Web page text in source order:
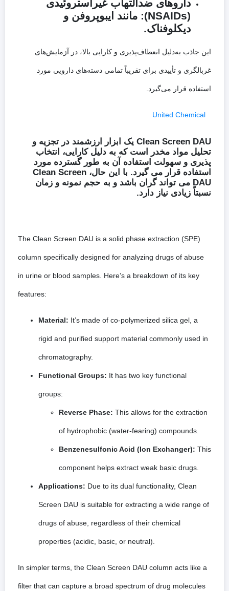
داروهای ضدالتهاب غیراستروئیدی
(NSAIDs):
مانند ایبوپروفن و
دیکلوفناک.
این جاذب به‌دلیل انعطاف‌پذیری و کارایی بالا، در آزمایش‌های
غربالگری و تأییدی برای تقریباً تمامی دسته‌های دارویی مورد
استفاده قرار می‌گیرد.
United Chemical
Clean Screen DAU یک ابزار ارزشمند در تجزیه و
تحلیل مواد مخدر است که به دلیل کارایی، انتخاب
پذیری و سهولت استفاده آن به طور گسترده مورد
استفاده قرار می گیرد. با این حال، Clean Screen
DAU می تواند گران باشد و به حجم نمونه و زمان
نسبتاً زیادی نیاز دارد.
The Clean Screen DAU is a solid phase extraction (SPE)
column specifically designed for analyzing drugs of abuse
in urine or blood samples. Here’s a breakdown of its key
features:
Material: It’s made of co-polymerized silica gel, a
rigid and purified support material commonly used in
chromatography.
Functional Groups: It has two key functional
groups:
Reverse Phase: This allows for the extraction
of hydrophobic (water-fearing) compounds.
Benzenesulfonic Acid (Ion Exchanger): This
component helps extract weak basic drugs.
Applications: Due to its dual functionality, Clean
Screen DAU is suitable for extracting a wide range of
drugs of abuse, regardless of their chemical
properties (acidic, basic, or neutral).
In simpler terms, the Clean Screen DAU column acts like a
filter that can capture a broad spectrum of drug molecules